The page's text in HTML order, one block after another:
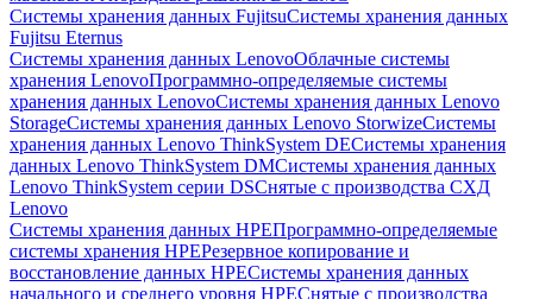
Системы хранения данных FujitsuСистемы хранения данных
Fujitsu Eternus
Системы хранения данных LenovoОблачные системы
хранения LenovoПрограммно-определяемые системы
хранения данных LenovoСистемы хранения данных Lenovo
StorageСистемы хранения данных Lenovo StorwizeСистемы
хранения данных Lenovo ThinkSystem DEСистемы хранения
данных Lenovo ThinkSystem DMСистемы хранения данных
Lenovo ThinkSystem серии DSСнятые с производства СХД
Lenovo
Системы хранения данных HPEПрограммно-определяемые
системы хранения HPEРезервное копирование и
восстановление данных HPEСистемы хранения данных
начального и среднего уровня HPEСнятые с производства